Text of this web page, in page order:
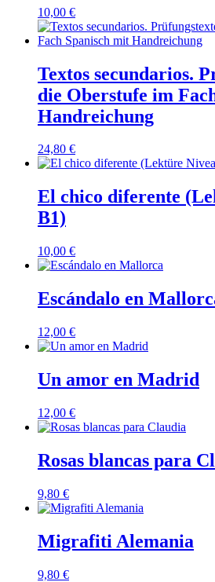
10,00 €
Textos secundarios.
die Oberstufe im
Handreichung
24,80 €
El chico diferente
B1)
10,00 €
Escándalo en
12,00 €
Un amor en Madrid
12,00 €
Rosas blancas para
9,80 €
Migrafiti Alemania
9,80 €